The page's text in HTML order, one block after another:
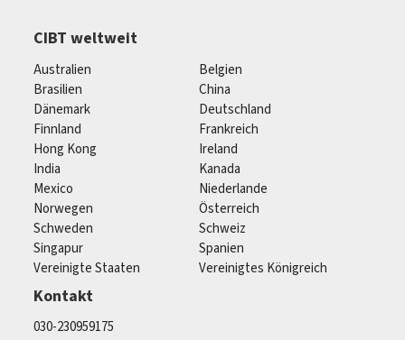
CIBT weltweit
Australien
Belgien
Brasilien
China
Dänemark
Deutschland
Finnland
Frankreich
Hong Kong
Ireland
India
Kanada
Mexico
Niederlande
Norwegen
Österreich
Schweden
Schweiz
Singapur
Spanien
Vereinigte Staaten
Vereinigtes Königreich
Kontakt
030-230959175